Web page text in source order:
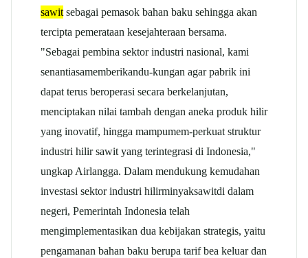
sawit sebagai pemasok bahan baku sehingga akan
tercipta pemerataan kesejahteraan bersama.
"Sebagai pembina sektor industri nasional, kami
senantiasamemberikandu-kungan agar pabrik ini
dapat terus beroperasi secara berkelanjutan,
menciptakan nilai tambah dengan aneka produk hilir
yang inovatif, hingga mampumem-perkuat struktur
industri hilir sawit yang terintegrasi di Indonesia,"
ungkap Airlangga. Dalam mendukung kemudahan
investasi sektor industri hilirminyaksawitdi dalam
negeri, Pemerintah Indonesia telah
mengimplementasikan dua kebijakan strategis, yaitu
pengamanan bahan baku berupa tarif bea keluar dan